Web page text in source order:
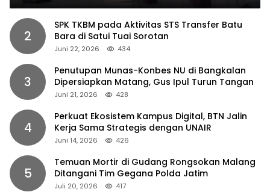
2
SPK TKBM pada Aktivitas STS Transfer Batu
Bara di Satui Tuai Sorotan
Juni 22, 2026 434
3
Penutupan Munas-Konbes NU di Bangkalan
Dipersiapkan Matang, Gus Ipul Turun Tangan
Juni 21, 2026 428
4
Perkuat Ekosistem Kampus Digital, BTN Jalin
Kerja Sama Strategis dengan UNAIR
Juni 14, 2026 426
5
Temuan Mortir di Gudang Rongsokan Malang
Ditangani Tim Gegana Polda Jatim
Juli 20, 2026 417